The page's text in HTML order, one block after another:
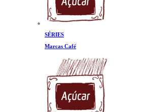
SÉRIES
Marcas Café